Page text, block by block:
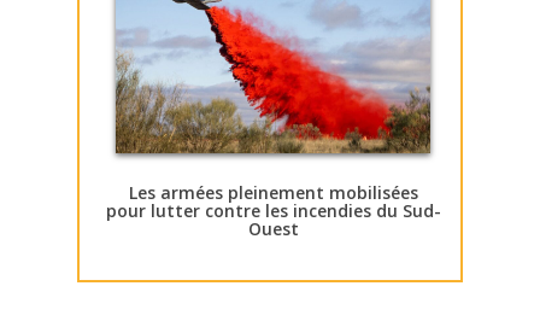
Les armées pleinement mobilisées
pour lutter contre les incendies du Sud-
Ouest